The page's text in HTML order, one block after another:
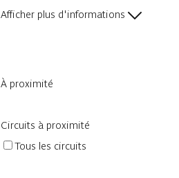
Afficher plus d'informations
À proximité
Circuits à proximité
Tous les circuits